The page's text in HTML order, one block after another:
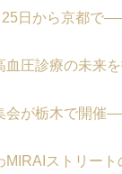
日から京都で
血圧診療の未
会が栃木で開催
ストリー